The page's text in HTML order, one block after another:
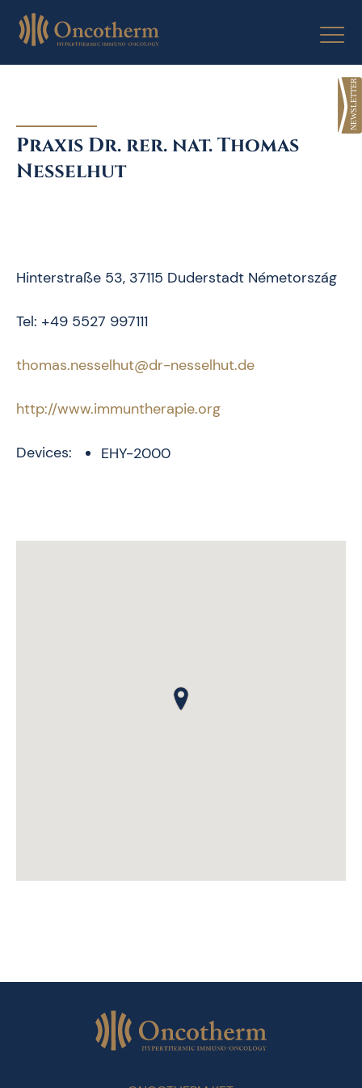
Praxis Dr. rer. nat. Thomas
Neßelhut
Hinterstraße 53, 37115 Duderstadt Németország
Tel: +49 5527 997111
thomas.nesselhut@dr-nesselhut.de
http://www.immuntherapie.org
Devices: EHY-2000